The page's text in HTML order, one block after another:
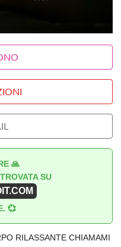
🙏
SU
💞
RILASSANTE CHIAMAMI